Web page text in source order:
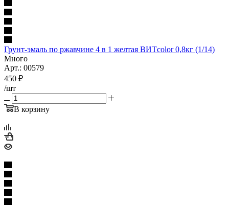
Грунт-эмаль по ржавчине 4 в 1 желтая ВИТcolor 0,8кг (1/14)
Много
Арт.: 00579
450 ₽
/шт
В корзину